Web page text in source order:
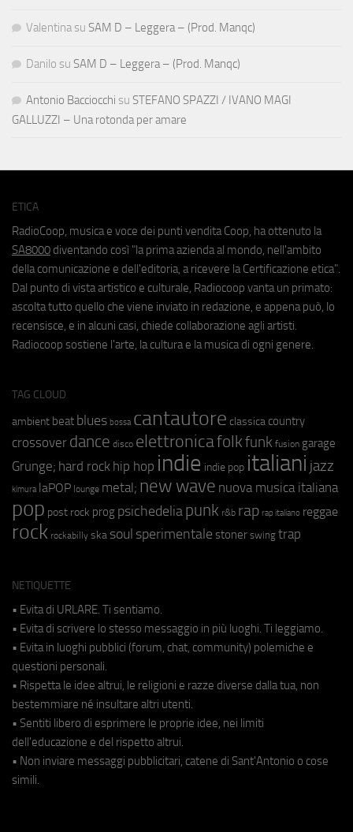
Valentina su SAM D – Leggera – (Prod. Manqc)
Danilo su SAM D – Leggera – (Prod. Manqc)
Antonio Bacciocchi su STEFANO SPAZZI / IVANO MAGI
GALLUZZI – Una rotonda per amare
ETICA
RadioCoop, musica e voce dei punti vendita Coop, ha ottenuto la
SA8000 diventando così "la prima azienda al mondo, nell'ambito
della comunicazione e dell'editoria, a ricevere la Certificazione etica".
Dal punto di vista artistico e culturale, Radiocoop vanta un primato:
ascolta tutto quello che viene inviato in redazione, e appena può, lo
recensisce, e in alcuni casi, chiede collaborazione agli artisti.
Radiocoop sostiene l'arte, la cultura e la musica di ogni genere.
TAG CLOUD
ambient beat blues bossa cantautore classica country
crossover dance disco elettronicafolkfunk fusion garage
Grunge; hard rock hip hop indie indie pop italiani jazz
kimura laPOP lounge metal; new wave nuova musica italiana
pop post rock prog psichedeliapunk r&b rap rap italiano reggae
rock rockabilly ska soul sperimentale stoner swing trap
NETIQUETTE
• Evita di URLARE. Ti sentiamo.
• Evita di scrivere lo stesso messaggio in più luoghi. Ti leggiamo.
• Evita in luoghi pubblici (forum, chat, community) polemiche e
questioni personali.
• Rispetta le idee altrui, le religioni e razze diverse dalla tua, non
bestemmiare né insultare altri utenti.
• Sentiti libero di esprimere le proprie idee, nei limiti
dell'educazione e del rispetto altrui.
• Non inviare messaggi pubblicitari, catene di Sant'Antonio o cose
simili.